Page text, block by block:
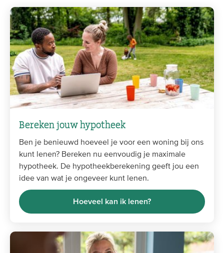
Bereken jouw hypotheek
Ben je benieuwd hoeveel je voor een woning bij ons
kunt lenen? Bereken nu eenvoudig je maximale
hypotheek. De hypotheekberekening geeft jou een
idee van wat je ongeveer kunt lenen.
Hoeveel kan ik lenen?